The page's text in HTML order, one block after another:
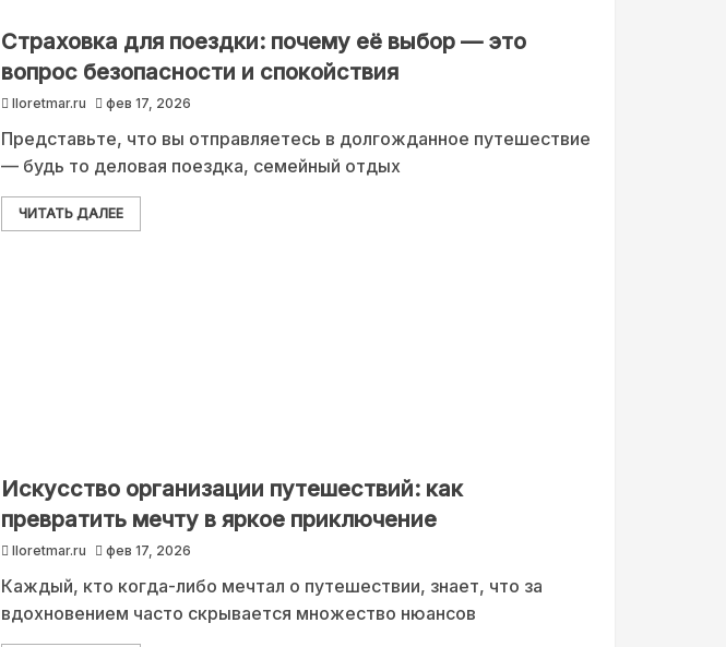
Страховка для поездки: почему её выбор — это
вопрос безопасности и спокойствия
lloretmar.ru фев 17, 2026
Представьте, что вы отправляетесь в долгожданное путешествие
— будь то деловая поездка, семейный отдых
ЧИТАТЬ ДАЛЕЕ
Искусство организации путешествий: как
превратить мечту в яркое приключение
lloretmar.ru фев 17, 2026
Каждый, кто когда-либо мечтал о путешествии, знает, что за
вдохновением часто скрывается множество нюансов